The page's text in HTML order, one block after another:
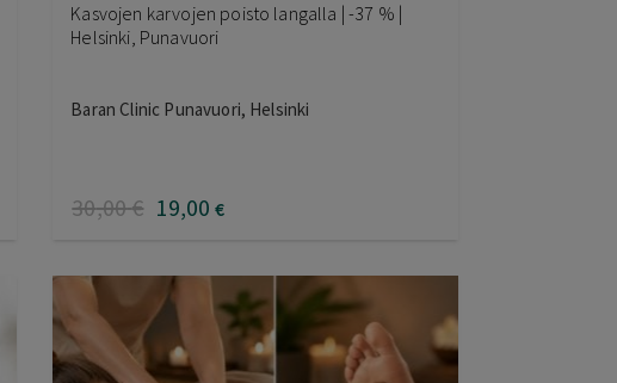
Kasvojen karvojen poisto langalla | -37 % |
Helsinki, Punavuori
Baran Clinic Punavuori, Helsinki
30,00€ 19,00 €